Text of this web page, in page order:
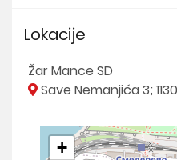
Lokacije
Žar Mance SD
Save Nemanjića 3;
+